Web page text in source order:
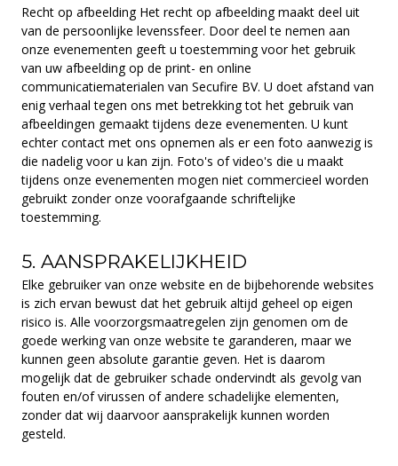
Recht op afbeelding Het recht op afbeelding maakt deel uit
van de persoonlijke levenssfeer. Door deel te nemen aan
onze evenementen geeft u toestemming voor het gebruik
van uw afbeelding op de print- en online
communicatiematerialen van Secufire BV. U doet afstand van
enig verhaal tegen ons met betrekking tot het gebruik van
afbeeldingen gemaakt tijdens deze evenementen. U kunt
echter contact met ons opnemen als er een foto aanwezig is
die nadelig voor u kan zijn. Foto's of video's die u maakt
tijdens onze evenementen mogen niet commercieel worden
gebruikt zonder onze voorafgaande schriftelijke
toestemming.
5. AANSPRAKELIJKHEID
Elke gebruiker van onze website en de bijbehorende websites
is zich ervan bewust dat het gebruik altijd geheel op eigen
risico is. Alle voorzorgsmaatregelen zijn genomen om de
goede werking van onze website te garanderen, maar we
kunnen geen absolute garantie geven. Het is daarom
mogelijk dat de gebruiker schade ondervindt als gevolg van
fouten en/of virussen of andere schadelijke elementen,
zonder dat wij daarvoor aansprakelijk kunnen worden
gesteld.